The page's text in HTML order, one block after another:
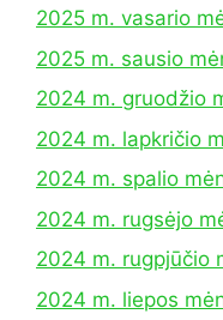
2025 m. vasario
2025 m. sausio
2024 m. gruodžio
2024 m. lapkričio
2024 m. spalio
2024 m. rugsėjo
2024 m. rugpjūčio
2024 m. liepos